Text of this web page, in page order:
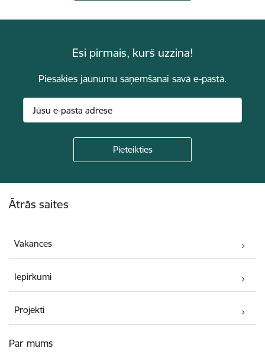
Esi pirmais, kurš uzzina!
Piesakies jaunumu saņemšanai savā e-pastā.
Ātrās saites
Vakances
Iepirkumi
Projekti
Par mums